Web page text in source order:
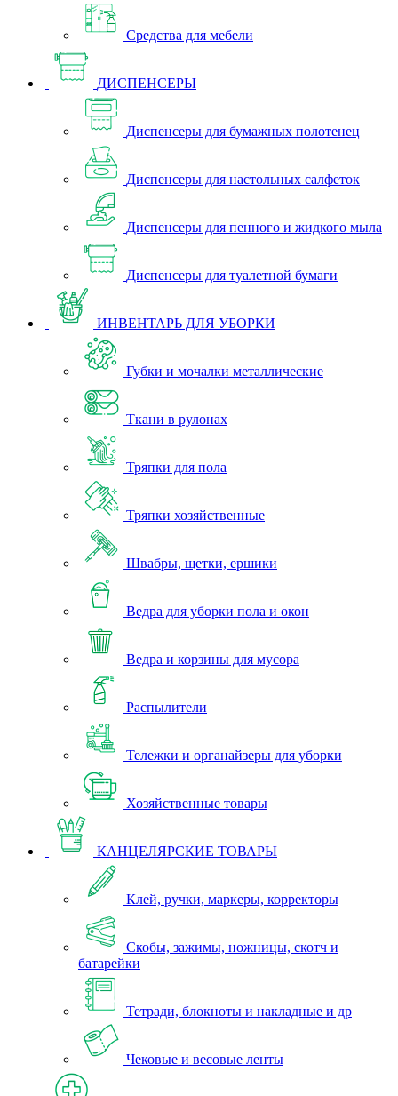
Средства для мебели
ДИСПЕНСЕРЫ
Диспенсеры для бумажных полотенец
Диспенсеры для настольных салфеток
Диспенсеры для пенного и жидкого мыла
Диспенсеры для туалетной бумаги
ИНВЕНТАРЬ ДЛЯ УБОРКИ
Губки и мочалки металлические
Ткани в рулонах
Тряпки для пола
Тряпки хозяйственные
Швабры, щетки, ершики
Ведра для уборки пола и окон
Ведра и корзины для мусора
Распылители
Тележки и органайзеры для уборки
Хозяйственные товары
КАНЦЕЛЯРСКИЕ ТОВАРЫ
Клей, ручки, маркеры, корректоры
Скобы, зажимы, ножницы, скотч и
батарейки
Тетради, блокноты и накладные и др
Чековые и весовые ленты